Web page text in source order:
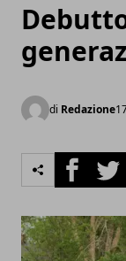
di Redazione
Facebook